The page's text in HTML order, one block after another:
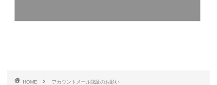
HOME アカウントメール認証のお願い